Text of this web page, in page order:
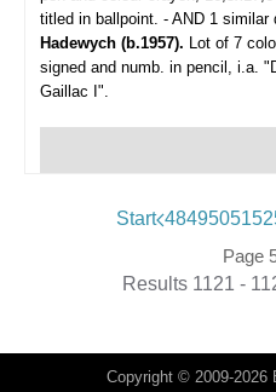
titled in ballpoint. - AND 1 similar
Hadewych (b.1957). Lot of 7
signed and numb. in pencil, i.a.
Gaillac I".
Start 4849505152
Page
Results 1121 -
Copyright © 2009-2026